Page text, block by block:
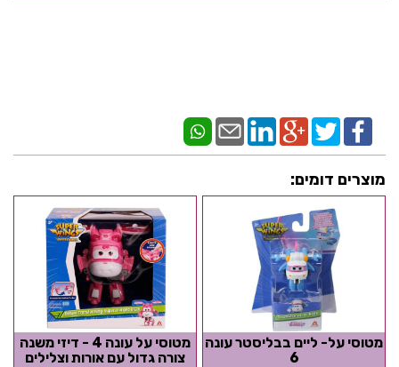
מוצרים דומים:
מטוסי על- ליים בבליסטר עונה
6
מטוסי על עונה 4 - דיזי משנה
צורה גדול עם אורות וצלילים